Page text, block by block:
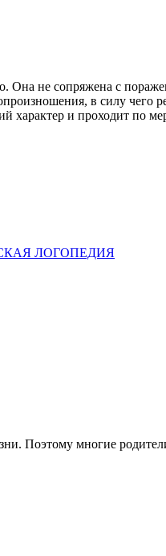
Она не сопряжена с
в силу чего
характер и проходит по
ЛОГОПЕДИЯ
Поэтому многие